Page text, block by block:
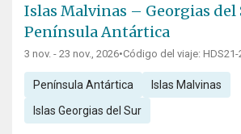
Islas Malvinas – Georgias del
Península Antártica
3 nov. - 23 nov., 2026•Código del viaje: HDS21-
Península Antártica Islas Malvinas
Islas Georgias del Sur